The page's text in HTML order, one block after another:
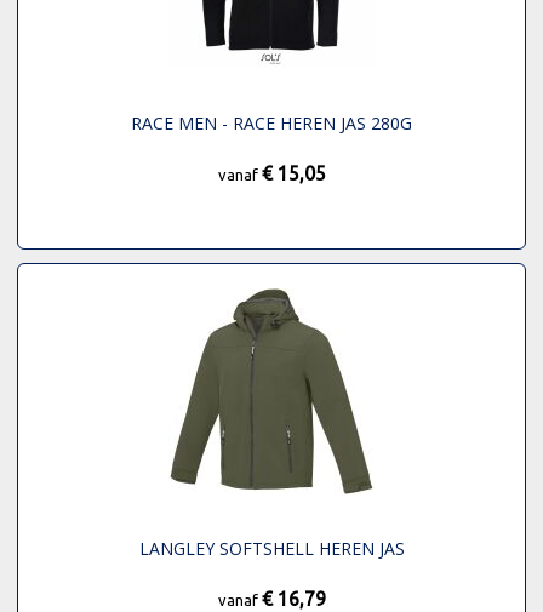
RACE MEN - RACE HEREN JAS 280G
vanaf € 15,05
LANGLEY SOFTSHELL HEREN JAS
vanaf € 16,79